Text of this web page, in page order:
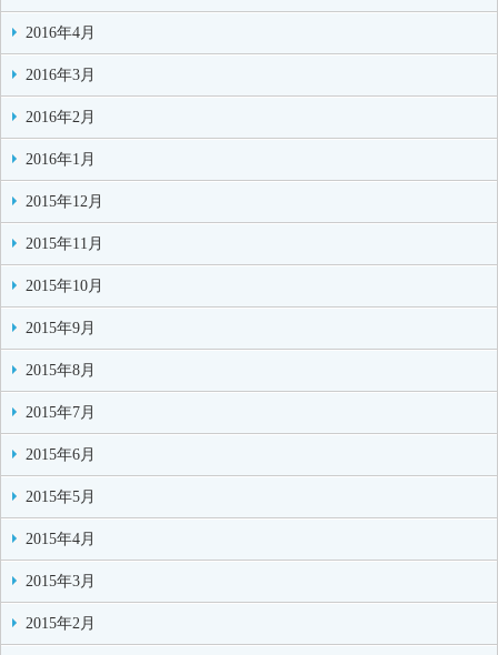
2016年4月
2016年3月
2016年2月
2016年1月
2015年12月
2015年11月
2015年10月
2015年9月
2015年8月
2015年7月
2015年6月
2015年5月
2015年4月
2015年3月
2015年2月